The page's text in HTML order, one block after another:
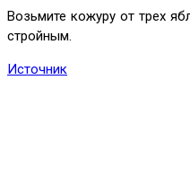
Возьмите кожуру от трех
стройным.
Источник